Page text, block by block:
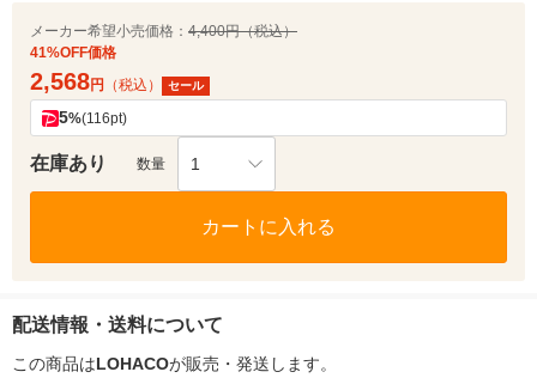
メーカー希望小売価格： 4,400円（税込）
41%OFF価格
2,568円 （税込） セール
5%(116pt)
在庫あり 数量 1
カートに入れる
配送情報・送料について
この商品はLOHACOが販売・発送します。